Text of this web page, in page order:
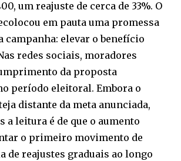
um reajuste de cerca de 33%. O
em pauta uma promessa
campanha: elevar o benefício
redes sociais, moradores
da proposta
período eleitoral. Embora o
distante da meta anunciada,
a leitura é de que o aumento
o primeiro movimento de
de reajustes graduais ao longo